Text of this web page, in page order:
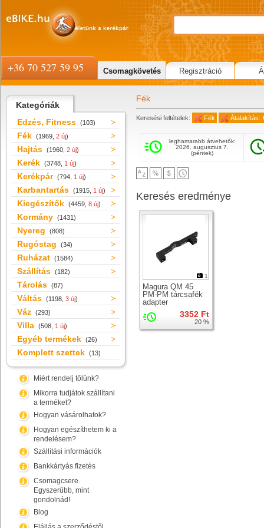
Kategóriák
Edzés, Fitness (103)
Fék (1969, 2 új)
Hajtás (1960, 2 új)
Kerék (3748, 1 új)
Kerékpár (794, 1 új)
Karbantartás (1915, 1 új)
Kiegészítők (4459, 8 új)
Kormány (1431)
Nyereg (808)
Rugóstag (34)
Ruházat (1584)
Szállítás (182)
Tárolás (87)
Váltás (1198, 3 új)
Váz (293)
Villa (508, 1 új)
Egyéb termékek (26)
Komplett szettek (13)
Miért rendelj tőlünk?
Mikorra tudjátok szállítani
a terméket?
Hogyan vásárolhatok?
Hogyan egészíthetem ki a
rendelésem?
Szállítási információk
Bankkártyás fizetés
Csomagcsere.
Egyszerűbb, mint
gondolnád!
Blog
Fék
Keresési feltételek: Fék Átalakítás:
leghamarabb átvehetők:
2026. augusztus 7.
(péntek)
Keresés eredménye
1
Magura QM 45
PM-PM tárcsafék
adapter
3352 Ft
20 %
+36 70 527 59 95 Csomagkövetés Regisztráció